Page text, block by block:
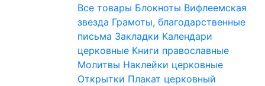
Все товары Блокноты Вифлеемская
звезда Грамоты, благодарственные
письма Закладки Календари
церковные Книги православные
Молитвы Наклейки церковные
Открытки Плакат церковный